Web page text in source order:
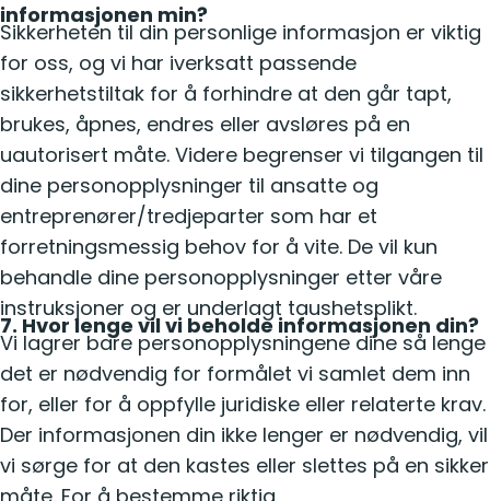
informasjonen min?
Sikkerheten til din personlige informasjon er viktig
for oss, og vi har iverksatt passende
sikkerhetstiltak for å forhindre at den går tapt,
brukes, åpnes, endres eller avsløres på en
uautorisert måte. Videre begrenser vi tilgangen til
dine personopplysninger til ansatte og
entreprenører/tredjeparter som har et
forretningsmessig behov for å vite. De vil kun
behandle dine personopplysninger etter våre
instruksjoner og er underlagt taushetsplikt.
7. Hvor lenge vil vi beholde informasjonen din?
Vi lagrer bare personopplysningene dine så lenge
det er nødvendig for formålet vi samlet dem inn
for, eller for å oppfylle juridiske eller relaterte krav.
Der informasjonen din ikke lenger er nødvendig, vil
vi sørge for at den kastes eller slettes på en sikker